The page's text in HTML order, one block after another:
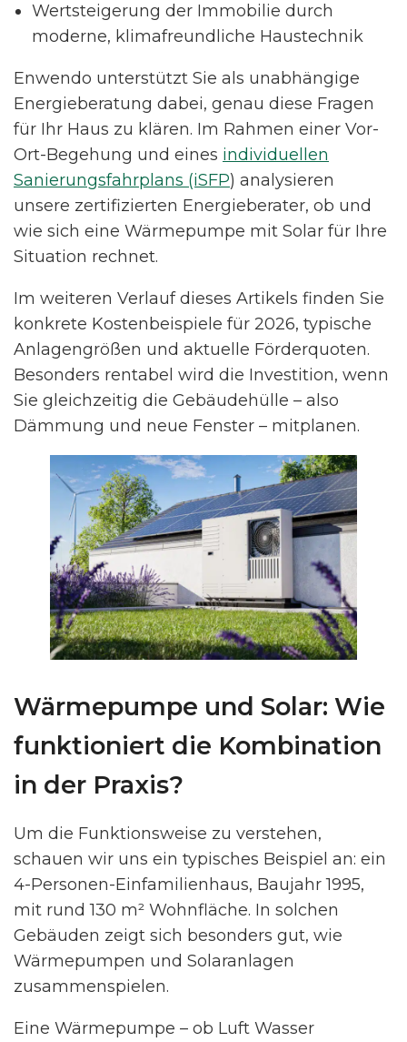
Wertsteigerung der Immobilie durch
moderne, klimafreundliche Haustechnik
Enwendo unterstützt Sie als unabhängige
Energieberatung dabei, genau diese Fragen
für Ihr Haus zu klären. Im Rahmen einer Vor-
Ort-Begehung und eines individuellen
Sanierungsfahrplans (iSFP) analysieren
unsere zertifizierten Energieberater, ob und
wie sich eine Wärmepumpe mit Solar für Ihre
Situation rechnet.
Im weiteren Verlauf dieses Artikels finden Sie
konkrete Kostenbeispiele für 2026, typische
Anlagengrößen und aktuelle Förderquoten.
Besonders rentabel wird die Investition, wenn
Sie gleichzeitig die Gebäudehülle – also
Dämmung und neue Fenster – mitplanen.
Wärmepumpe und Solar: Wie
funktioniert die Kombination
in der Praxis?
Um die Funktionsweise zu verstehen,
schauen wir uns ein typisches Beispiel an: ein
4-Personen-Einfamilienhaus, Baujahr 1995,
mit rund 130 m² Wohnfläche. In solchen
Gebäuden zeigt sich besonders gut, wie
Wärmepumpen und Solaranlagen
zusammenspielen.
Eine Wärmepumpe – ob Luft Wasser